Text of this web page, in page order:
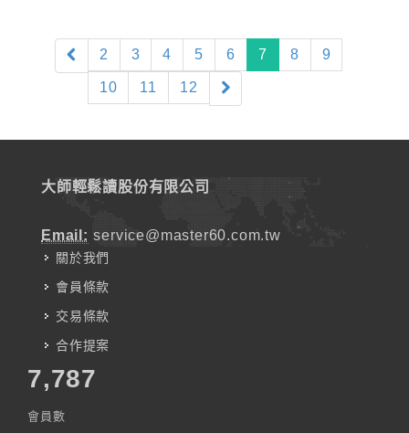
2 3 4 5 6 7 (current)
8 9
10 11 12
大師輕鬆讀股份有限公司
Email: service@master60.com.tw
關於我們
會員條款
交易條款
合作提案
7,787
會員數